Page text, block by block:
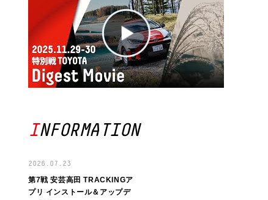
INFORMATION
2026.07.23
第7戦 安芸高田 TRACKINGア
プリ インストール＆アップデ